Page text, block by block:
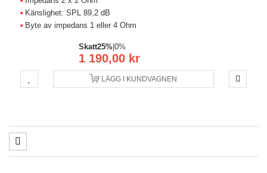
Känslighet: SPL 89,2 dB
Byte av impedans 1 eller 4 Ohm
1 190,00 kr
Skatt25% 0%
LÄGG I KUNDVAGNEN